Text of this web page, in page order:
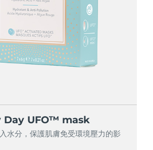
Day UFO™ mask
水分，保護肌膚免受環境壓力的影
Day UFO™ mask
水分，保護肌膚免受環境壓力的影
Day UFO™ mask
水分，保護肌膚免受環境壓力的影
Day UFO™ mask
水分，保護肌膚免受環境壓力的影